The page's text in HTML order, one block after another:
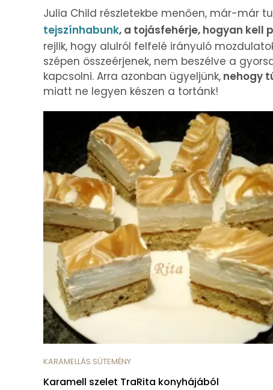
Julia Child részletekbe menően, már-már
tejszínhabunk, a tojásfehérje, hogyan kell
rejlik, hogy alulról felfelé irányuló
szépen összeérjenek, nem beszélve a
kapcsolni. Arra azonban ügyeljünk, nehogy
miatt ne legyen készen a tortánk!
KARAMELLÁS SÜTEMÉNY
Karamell szelet TraRita konyhájából